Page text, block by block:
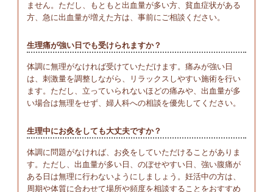
ません。ただし、もともと出血量が多い方、貧血症状がある
方、急に出血量が増えた方は、事前にご相談ください。
生理痛が強い日でも受けられますか？
体調に無理がなければ受けていただけます。痛みが強い日
は、刺激量を調整しながら、リラックスしやすい施術を行い
ます。ただし、立っていられないほどの痛みや、出血量が多
い場合は無理をせず、婦人科への相談を優先してください。
生理中にお灸をしても大丈夫ですか？
体調に問題がなければ、お灸をしていただけることがありま
す。ただし、出血量が多い日、のぼせやすい日、強い腹痛が
ある日は無理に行わないようにしましょう。妊活中の方は、
周期や体質に合わせて場所や頻度を相談することをおすすめ